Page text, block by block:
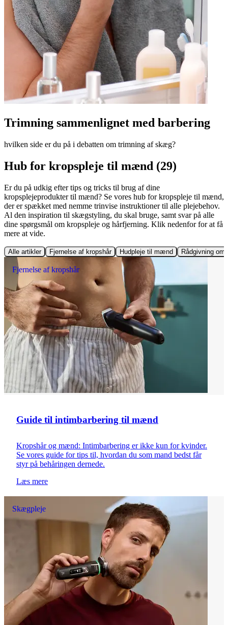
Trimning sammenlignet med barbering
hvilken side er du på i debatten om trimning af skæg?
Hub for kropspleje til mænd (29)
Er du på udkig efter tips og tricks til brug af dine
kropsplejeprodukter til mænd? Se vores hub for kropspleje til mænd,
der er spækket med nemme trinvise instruktioner til alle plejebehov.
Al den inspiration til skægstyling, du skal bruge, samt svar på alle
dine spørgsmål om kropspleje og hårfjerning. Klik nedenfor for at få
mere at vide.
Alle artikler Fjernelse af kropshår Hudpleje til mænd Rådgivning om
Fjernelse af kropshår
Guide til intimbarbering til mænd
Kropshår og mænd: Intimbarbering er ikke kun for kvinder.
Se vores guide for tips til, hvordan du som mand bedst får
styr på behåringen dernede.
Læs mere
Skægpleje